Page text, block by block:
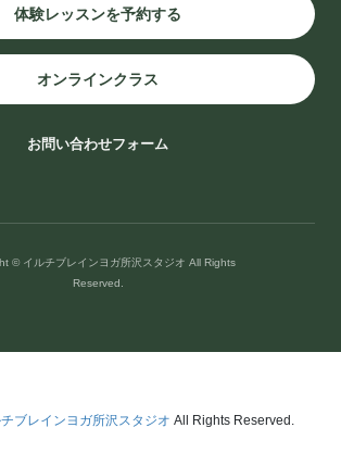
体験レッスンを予約する
オンラインクラス
お問い合わせフォーム
© イルチブレインヨガ所沢スタジオ All Rights
Reserved.
ブレインヨガ所沢スタジオ All Rights Reserved.